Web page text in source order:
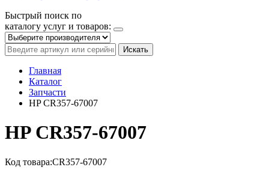
Быстрый поиск по
каталогу услуг и товаров:
Искать
Главная
Каталог
Запчасти
HP CR357-67007
HP CR357-67007
Код товара:CR357-67007